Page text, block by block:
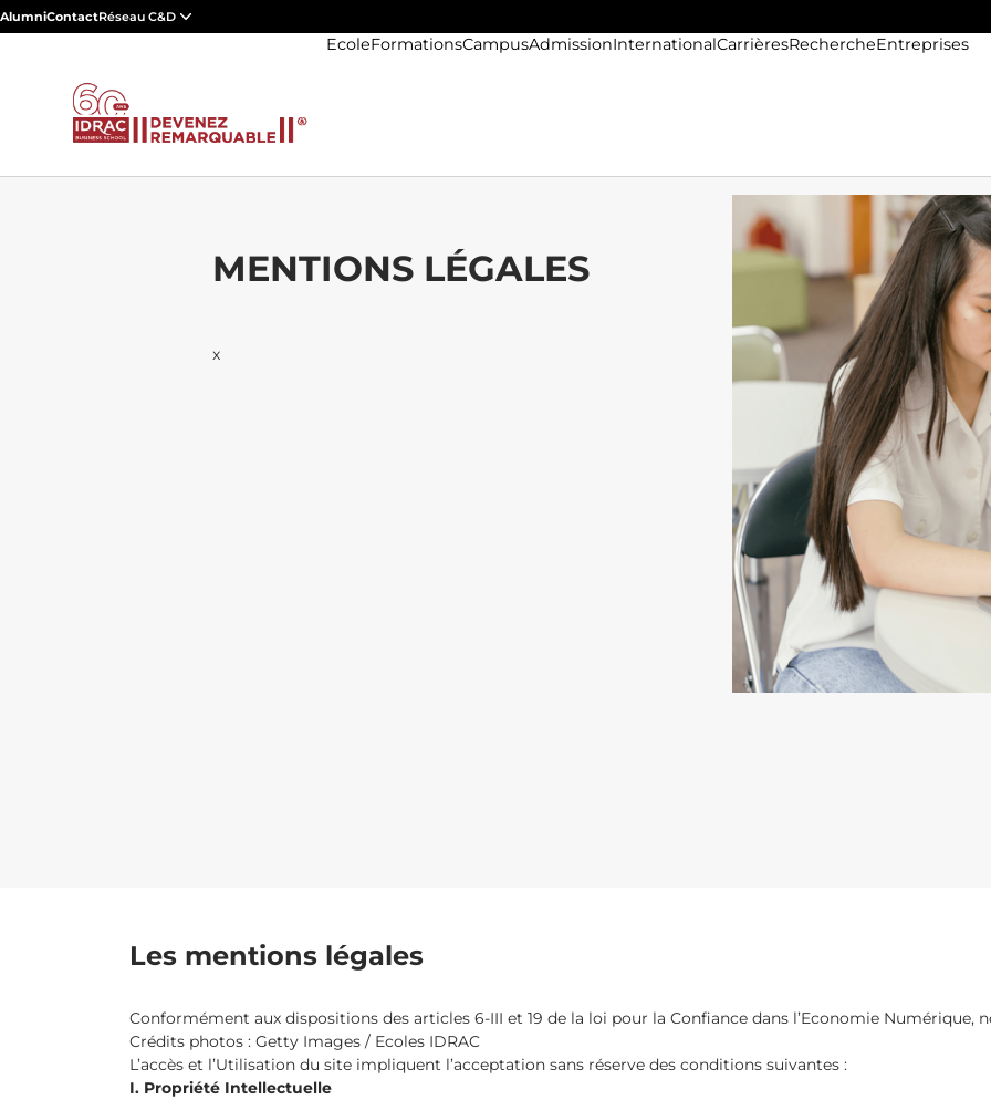
AlumniContactRéseau C&D
EcoleFormationsCampusAdmissionInternationalCarrièresRechercheEntreprises
MENTIONS LÉGALES
x
Les mentions légales
Conformément aux dispositions des articles 6-III et 19 de la loi pour la Confiance dans l’Economie Numérique,
Crédits photos : Getty Images / Ecoles IDRAC
L’accès et l’Utilisation du site impliquent l’acceptation sans réserve des conditions suivantes :
I. Propriété Intellectuelle